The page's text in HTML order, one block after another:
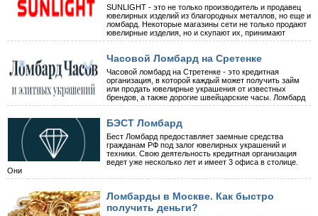
SUNLIGHT - это не только производитель и продавец
ювелирных изделий из благородных металлов, но еще и
ломбард. Некоторые магазины сети не только продают
ювелирные изделия, но и скупают их, принимают
Часовой Ломбард на Сретенке
Часовой ломбард на Стретенке - это кредитная
организация, в которой каждый может получить займ
или продать ювелирные украшения от известных
брендов, а также дорогие швейцарские часы. Ломбард
БЭСТ Ломбард
Бест Ломбард предоставляет заемные средства
гражданам РФ под залог ювелирных украшений и
техники. Свою деятельность кредитная организация
ведет уже несколько лет и имеет 3 офиса в столице.
Они
Ломбарды в Москве. Как быстро
получить деньги?